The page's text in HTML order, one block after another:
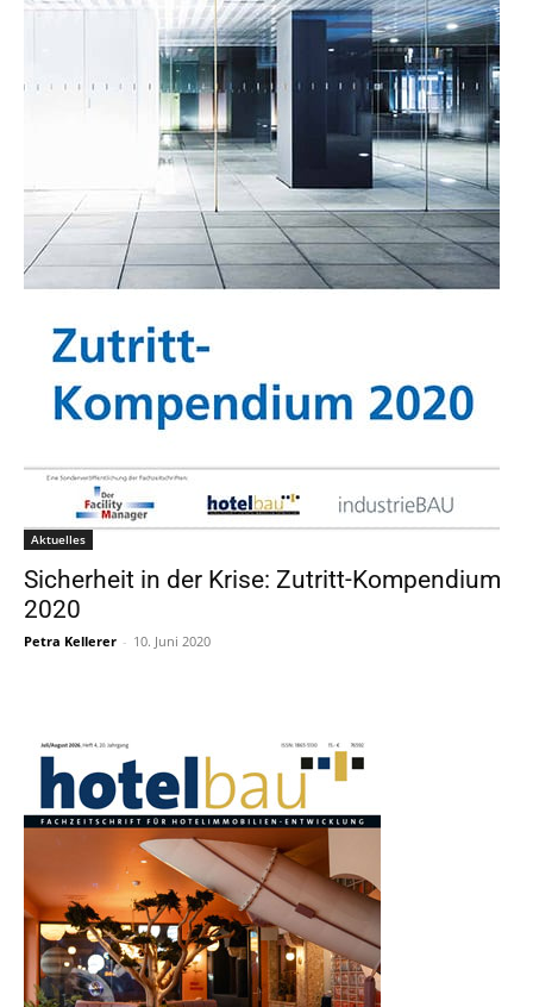
Aktuelles
Sicherheit in der Krise: Zutritt-Kompendium
2020
Petra Kellerer - 10. Juni 2020